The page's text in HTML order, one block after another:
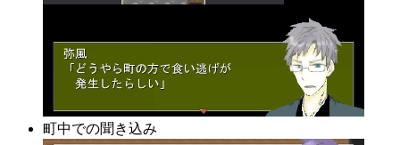
町中での聞き込み